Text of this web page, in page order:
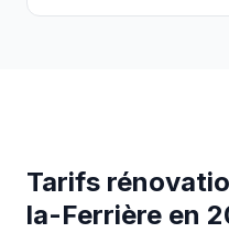
Tarifs
la-Ferrière en